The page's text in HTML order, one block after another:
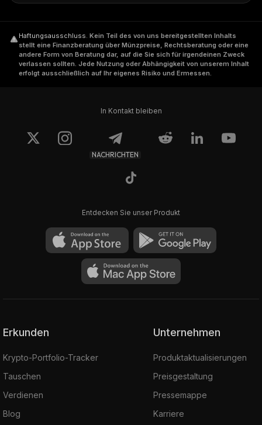
Haftungsausschluss. Kein Teil des von uns bereitgestellten Inhalts
stellt eine Finanzberatung über Münzpreise, Rechtsberatung oder eine
andere Form von Beratung dar, auf die Sie sich für irgendeinen Zweck
verlassen sollten. Jede Nutzung oder Abhängigkeit von unserem Inhalt
erfolgt ausschließlich auf Ihr eigenes Risiko und Ermessen.
In Kontakt bleiben
NACHRICHTEN
Entdecken Sie unser Produkt
Erkunden
Krypto-Portfolio-Tracker
Tauschen
Verdienen
Blog
Unternehmen
Produktaktualisierungen
Preisgestaltung
Pressemappe
Karriere